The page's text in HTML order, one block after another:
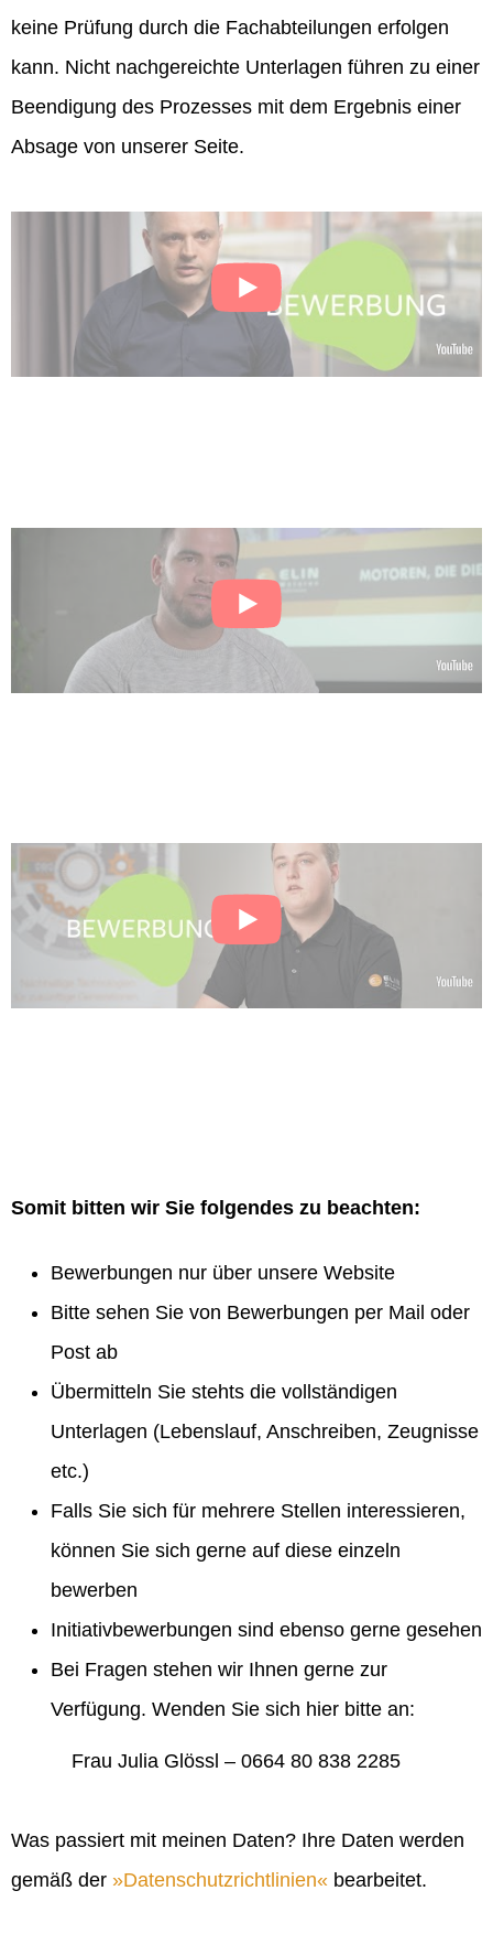
keine Prüfung durch die Fachabteilungen erfolgen
kann. Nicht nachgereichte Unterlagen führen zu einer
Beendigung des Prozesses mit dem Ergebnis einer
Absage von unserer Seite.
Somit bitten wir Sie folgendes zu beachten:
Bewerbungen nur über unsere Website
Bitte sehen Sie von Bewerbungen per Mail oder
Post ab
Übermitteln Sie stehts die vollständigen
Unterlagen (Lebenslauf, Anschreiben, Zeugnisse
etc.)
Falls Sie sich für mehrere Stellen interessieren,
können Sie sich gerne auf diese einzeln
bewerben
Initiativbewerbungen sind ebenso gerne gesehen
Bei Fragen stehen wir Ihnen gerne zur
Verfügung. Wenden Sie sich hier bitte an:
Frau Julia Glössl – 0664 80 838 2285
Was passiert mit meinen Daten? Ihre Daten werden
gemäß der
Datenschutzrichtlinien bearbeitet.